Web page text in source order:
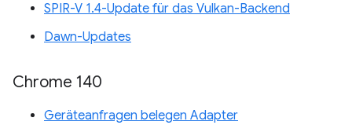
SPIR-V 1.4-Update für das Vulkan-Backend
Dawn-Updates
Chrome 140
Geräteanfragen belegen Adapter